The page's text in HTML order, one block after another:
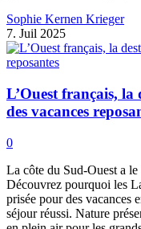
Sophie Kernen Krieger
7. Juil 2025
L’Ouest français,
des vacances
0
La côte du Sud-Ouest a
Découvrez pourquoi les
prisée pour des vacances
séjour réussi. Nature